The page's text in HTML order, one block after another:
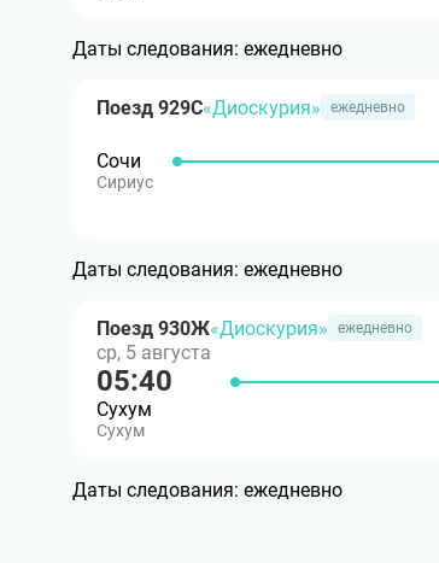
Даты следования: ежедневно
Поезд 929С«Диоскурия» ежедневно
Сочи
Сириус
Даты следования: ежедневно
Поезд 930Ж«Диоскурия» ежедневно
ср, 5 августа
05:40
Сухум
Сухум
Даты следования: ежедневно